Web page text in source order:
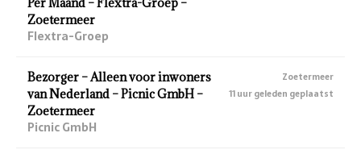
Zoetermeer
Flextra-Groep
Bezorger – Alleen voor inwoners
van Nederland – Picnic GmbH –
Zoetermeer
Picnic GmbH
Zoetermeer
11 uur geleden geplaatst